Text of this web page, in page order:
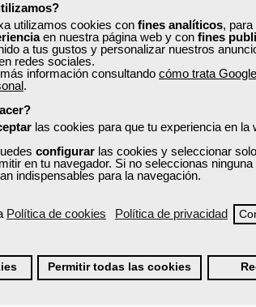
utilizamos cookies con fines analíticos, para
en nuestra página web y con fines
a tus gustos y personalizar nuestros
redes sociales.
información consultando cómo trata
.
las cookies para que tu experiencia en la
configurar las cookies y seleccionar
en tu navegador. Si no seleccionas
indispensables para la navegación.
Política de cookies Política de privacidad
Permitir todas las cookies
OPINIONES
de confección,
aprenderás a analizar la calidad
de control según la normativa y verificar